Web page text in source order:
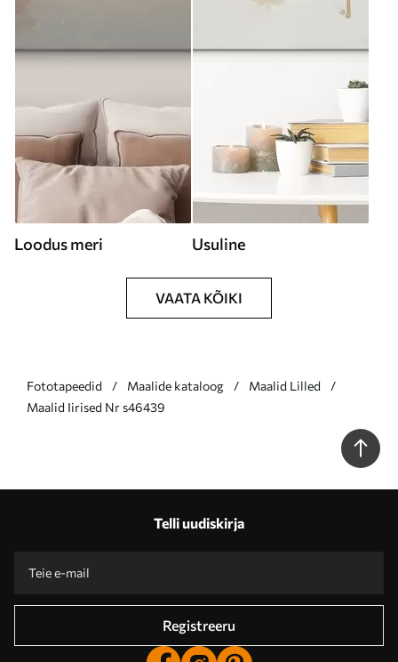
Loodus meri Usuline
VAATA KÕIKI
Fototapeedid Maalide kataloog
Maalid Lilled
Maalid Iirised Nr s46439
Telli uudiskirja
Registreeru